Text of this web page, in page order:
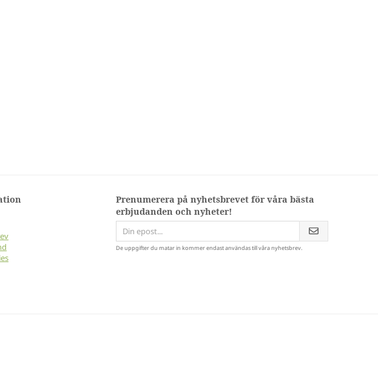
Prenumerera på nyhetsbrevet för våra bästa
erbjudanden och nyheter!
De uppgifter du matar in kommer endast användas till våra nyhetsbrev.